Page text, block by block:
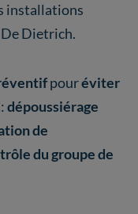
installations
De Dietrich.
pouréviter
:dépoussiérage
de
du groupe de